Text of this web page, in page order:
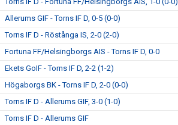
Allerums GIF - Torns IF D, 0-5 (0-0)
Torns IF D - Röstånga IS, 2-0 (2-0)
Fortuna FF/Helsingborgs AIS - Torns IF D, 0-0
Ekets GoIF - Torns IF D, 2-2 (1-2)
Högaborgs BK - Torns IF D, 2-0 (0-0)
Torns IF D - Allerums GIF, 3-0 (1-0)
Torns IF D - Allerums GIF